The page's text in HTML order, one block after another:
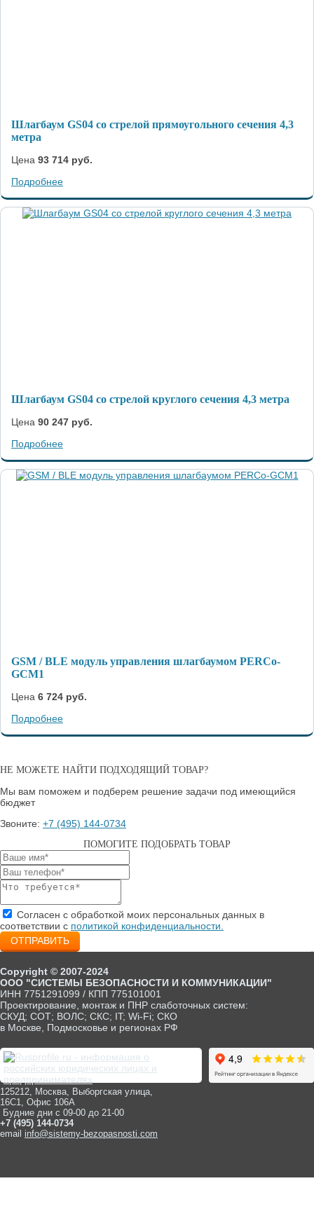
Шлагбаум GS04 со стрелой прямоугольного сечения 4,3
метра
Цена 93 714 руб.
Подробнее
Шлагбаум GS04 со стрелой круглого сечения 4,3 метра
Цена 90 247 руб.
Подробнее
GSM / BLE модуль управления шлагбаумом PERCo-
GCM1
Цена 6 724 руб.
Подробнее
НЕ МОЖЕТЕ НАЙТИ ПОДХОДЯЩИЙ ТОВАР?
Мы вам поможем и подберем решение задачи под имеющийся
бюджет
Звоните: +7 (495) 144-0734
ПОМОГИТЕ ПОДОБРАТЬ ТОВАР
Согласен с обработкой моих персональных данных в
соответствии с политикой конфиденциальности.
ОТПРАВИТЬ
Copyright © 2007-2024
ООО "СИСТЕМЫ БЕЗОПАСНОСТИ И КОММУНИКАЦИИ"
ИНН 7751291099 / КПП 775101001
Проектирование, монтаж и ПНР слаботочных систем:
СКУД; СОТ; ВОЛС; СКС; IT; Wi-Fi; СКО
в Москве, Подмосковье и регионах РФ
125212, Москва, Выборгская улица,
16С1, Офис 106А
Будние дни с 09-00 до 21-00
+7 (495) 144-0734
email info@sistemy-bezopasnosti.com